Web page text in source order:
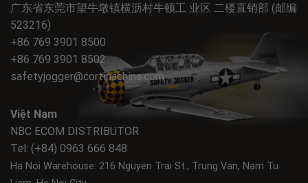
广东省东莞市望牛墩镇横沥村牛顿工 业区 二楼直销部 (邮编
523216)
+86 769 3901 8500
+86 769 3901 8502
safetyjogger@cortinachina.com
Việt Nam
NBC ECOM DISTRIBUTOR
Tel: (+84) 0963 666 848
Ha Noi Warehouse: 216 Nguyen Trai St., Trung Van, Nam Tu